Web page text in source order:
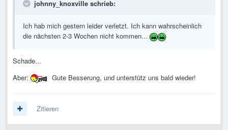
johnny_knoxville schrieb:
Ich hab mich gestern leider verletzt. Ich kann wahrscheinlich
die nächsten 2-3 Wochen nicht kommen...
Schade...
Aber:
Gute Besserung, und unterstütz uns bald wieder!
Zitieren